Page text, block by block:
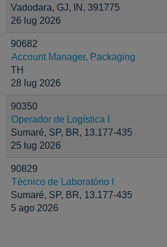
Vadodara, GJ, IN, 391775
26 lug 2026
90682
Account Manager, Packaging
TH
28 lug 2026
90350
Operador de Logística I
Sumaré, SP, BR, 13.177-435
25 lug 2026
90829
Técnico de Laboratório I
Sumaré, SP, BR, 13.177-435
5 ago 2026